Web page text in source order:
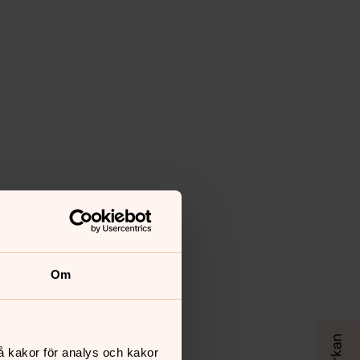
Om
kakor för analys och kakor